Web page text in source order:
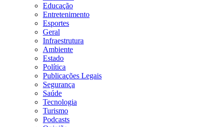
Educação
Entretenimento
Esportes
Geral
Infraestrutura
Ambiente
Estado
Política
Publicações Legais
Segurança
Saúde
Tecnologia
Turismo
Podcasts